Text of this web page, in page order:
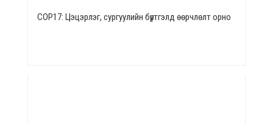
СОР17: Цэцэрлэг, сургуулийн бүртгэлд өөрчлөлт орно